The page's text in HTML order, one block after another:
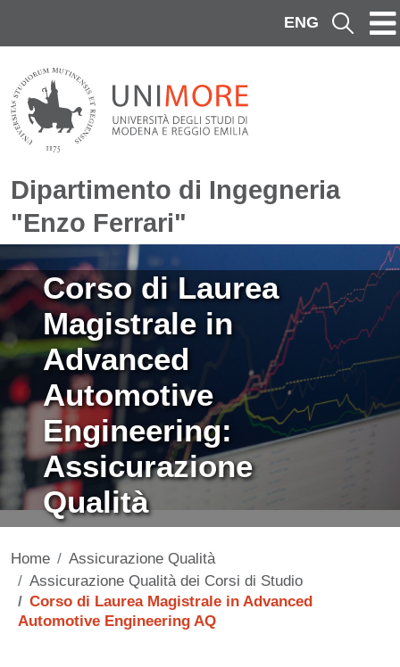
ENG Cerca
Dipartimento di Ingegneria
"Enzo Ferrari"
Immagine
Corso di Laurea
Magistrale in
Advanced
Automotive
Engineering:
Assicurazione
Qualità
Home
Assicurazione Qualità
Assicurazione Qualità dei Corsi di Studio
Corso di Laurea Magistrale in Advanced
Automotive Engineering AQ